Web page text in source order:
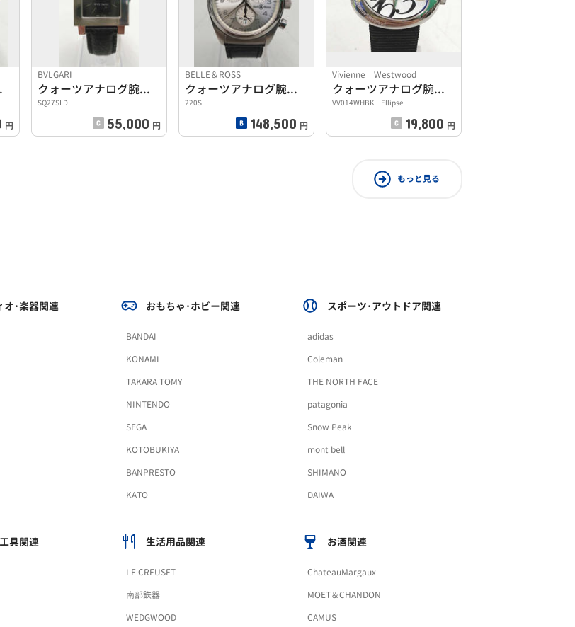
計
円
BVLGARI
クォーツアナログ腕時計
SQ27SLD
55,000 円
BELLE＆ROSS
クォーツアナログ腕時計
220S
148,500 円
Vivienne Westwood
クォーツアナログ腕時計
VV014WHBK Ellipse
19,800 円
もっと見る
オ･楽器関連 おもちゃ･ホビー関連
BANDAI
KONAMI
TAKARA TOMY
NINTENDO
SEGA
KOTOBUKIYA
BANPRESTO
KATO
スポーツ･アウトドア関連
adidas
Coleman
THE NORTH FACE
patagonia
Snow Peak
mont bell
SHIMANO
DAIWA
具関連 生活用品関連
LE CREUSET
南部鉄器
WEDGWOOD
お酒関連
ChateauMargaux
MOET＆CHANDON
CAMUS